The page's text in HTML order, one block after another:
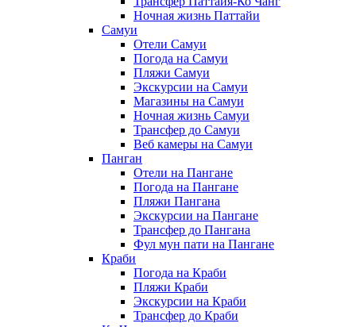
Ночная жизнь Паттайи
Самуи
Отели Самуи
Погода на Самуи
Пляжи Самуи
Экскурсии на Самуи
Магазины на Самуи
Ночная жизнь Самуи
Трансфер до Самуи
Веб камеры на Самуи
Панган
Отели на Пангане
Погода на Пангане
Пляжи Пангана
Экскурсии на Пангане
Трансфер до Пангана
Фул мун пати на Пангане
Краби
Погода на Краби
Пляжи Краби
Экскурсии на Краби
Трансфер до Краби